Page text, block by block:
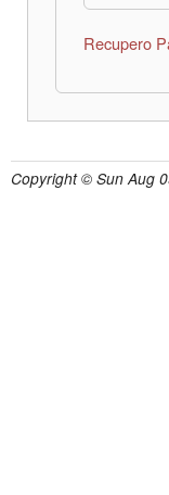
Recupero
Copyright © Sun Aug